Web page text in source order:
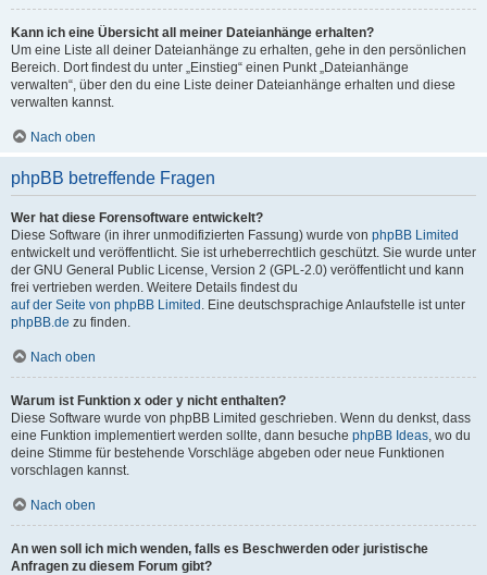
Kann ich eine Übersicht all meiner Dateianhänge erhalten?
Um eine Liste all deiner Dateianhänge zu erhalten, gehe in den persönlichen
Bereich. Dort findest du unter „Einstieg“ einen Punkt „Dateianhänge
verwalten“, über den du eine Liste deiner Dateianhänge erhalten und diese
verwalten kannst.
Nach oben
phpBB betreffende Fragen
Wer hat diese Forensoftware entwickelt?
Diese Software (in ihrer unmodifizierten Fassung) wurde von phpBB Limited
entwickelt und veröffentlicht. Sie ist urheberrechtlich geschützt. Sie wurde unter
der GNU General Public License, Version 2 (GPL-2.0) veröffentlicht und kann
frei vertrieben werden. Weitere Details findest du
auf der Seite von phpBB Limited . Eine deutschsprachige Anlaufstelle ist unter
phpBB.de zu finden.
Nach oben
Warum ist Funktion x oder y nicht enthalten?
Diese Software wurde von phpBB Limited geschrieben. Wenn du denkst, dass
eine Funktion implementiert werden sollte, dann besuche phpBB Ideas, wo du
deine Stimme für bestehende Vorschläge abgeben oder neue Funktionen
vorschlagen kannst.
Nach oben
An wen soll ich mich wenden, falls es Beschwerden oder juristische
Anfragen zu diesem Forum gibt?